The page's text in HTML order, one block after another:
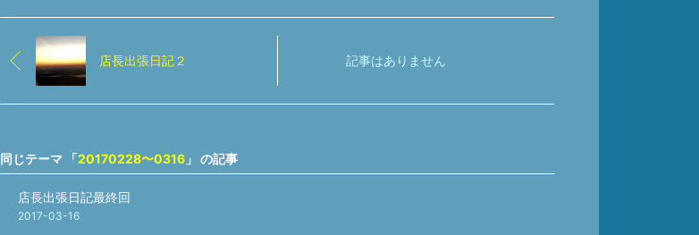
店長出張日記２ 記事はありません
同じテーマ 「20170228〜0316 」 の記事
店長出張日記最終回
2017-03-16